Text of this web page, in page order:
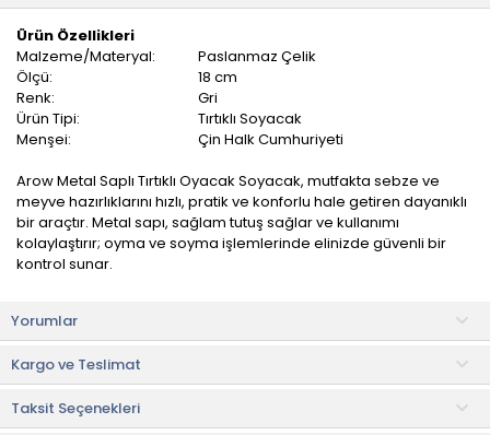
Ürün Özellikleri
Malzeme/Materyal:
Paslanmaz Çelik
Ölçü:
18 cm
Renk:
Gri
Ürün Tipi:
Tırtıklı Soyacak
Menşei:
Çin Halk Cumhuriyeti
Arow Metal Saplı Tırtıklı Oyacak Soyacak, mutfakta sebze ve
meyve hazırlıklarını hızlı, pratik ve konforlu hale getiren dayanıklı
bir araçtır. Metal sapı, sağlam tutuş sağlar ve kullanımı
kolaylaştırır; oyma ve soyma işlemlerinde elinizde güvenli bir
kontrol sunar.
soyarak sebze ve meyvelerin hazırlanmasını hızlandırır.
Ergonomik tasarımı sayesinde elinizi yormadan çalışmanıza
yardımcı olur.
Pratikliği ve dayanıklılığıyla mutfakta vazgeçilmez bir
yardımcıdır. Kesme-soyma işlemlerini kolaylaştırarak yemek
Yorumlar
Kargo ve Teslimat
Taksit Seçenekleri